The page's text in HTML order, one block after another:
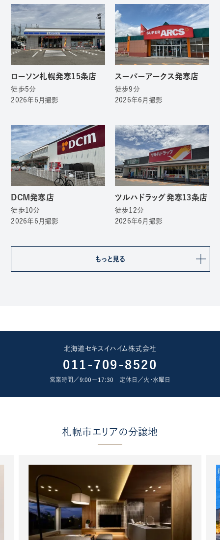
ローソン札幌発寒15条店
徒歩5分
2026年6月撮影
スーパーアークス発寒店
徒歩9分
2026年6月撮影
DCM発寒店
徒歩10分
2026年6月撮影
ツルハドラッグ発寒13条店
徒歩12分
2026年6月撮影
もっと見る
北海道セキスイハイム株式会社
011-709-8520
営業時間／9:00〜17:30 定休日／火･水曜日
札幌市エリアの分譲地